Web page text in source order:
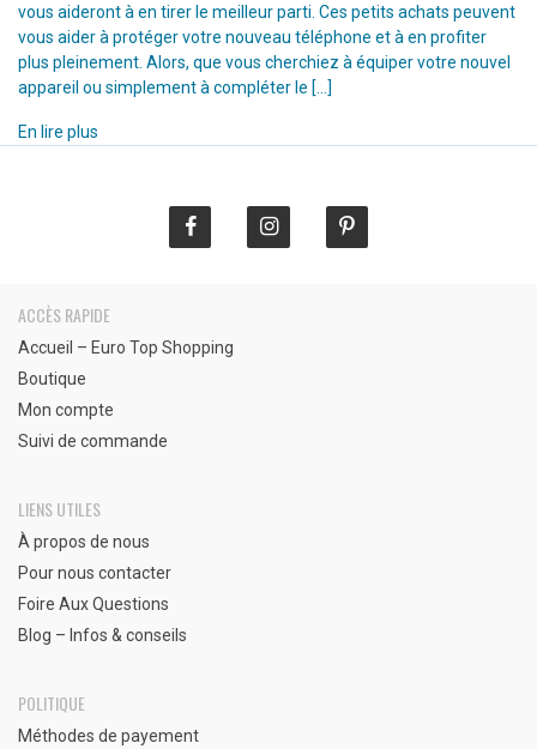
vous aideront à en tirer le meilleur parti. Ces petits achats peuvent
vous aider à protéger votre nouveau téléphone et à en profiter
plus pleinement. Alors, que vous cherchiez à équiper votre nouvel
appareil ou simplement à compléter le […]
En lire plus
ACCÈS RAPIDE
Accueil – Euro Top Shopping
Boutique
Mon compte
Suivi de commande
LIENS UTILES
À propos de nous
Pour nous contacter
Foire Aux Questions
Blog – Infos & conseils
POLITIQUE
Méthodes de payement